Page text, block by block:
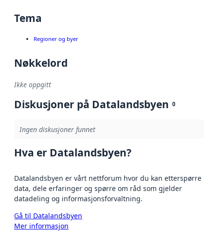
Tema
Regioner og byer
Nøkkelord
Ikke oppgitt
Diskusjoner på Datalandsbyen 0
Ingen diskusjoner funnet
Hva er Datalandsbyen?
Datalandsbyen er vårt nettforum hvor du kan etterspørre
data, dele erfaringer og spørre om råd som gjelder
datadeling og informasjonsforvaltning.
Gå til Datalandsbyen
Mer informasjon